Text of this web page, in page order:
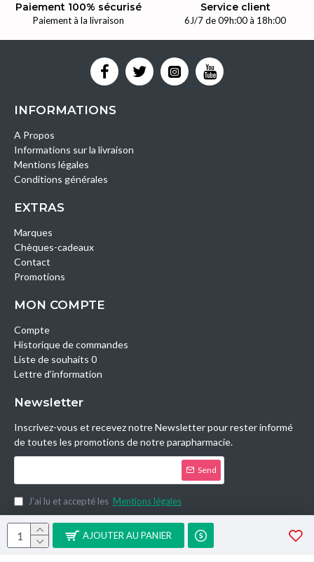
AJOUTER AU PANIER
Paiement 100% sécurisé
Paiement à la livraison
Service client
6J/7 de 09h:00 à 18h:00
INFORMATIONS
A Propos
Informations sur la livraison
Mentions légales
Conditions générales
EXTRAS
Marques
Chèques-cadeaux
Contact
Promotions
MON COMPTE
Compte
Historique de commandes
Liste de souhaits 0
Lettre d’information
Newsletter
Inscrivez-vous et recevez notre Newsletter pour rester informé
de toutes les promotions de notre parapharmacie.
Send
J’ai lu et accepté les Mentions légales
Copyright © 2014, Parashop.tn, All Rights Reserved.